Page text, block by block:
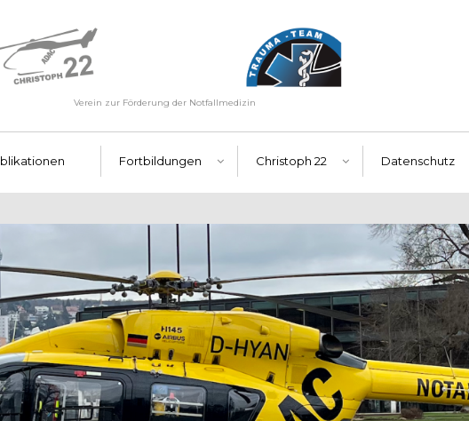
Verein zur Förderung der Notfallmedizin
Fortbildungen Christoph 22 Datenschutz